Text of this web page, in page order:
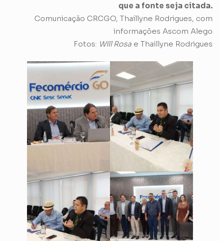
que a fonte seja citada.
Comunicação CRCGO, Thaillyne Rodrigues, com
informações Ascom Alego
Fotos: Will Rosa e Thaillyne Rodrigues